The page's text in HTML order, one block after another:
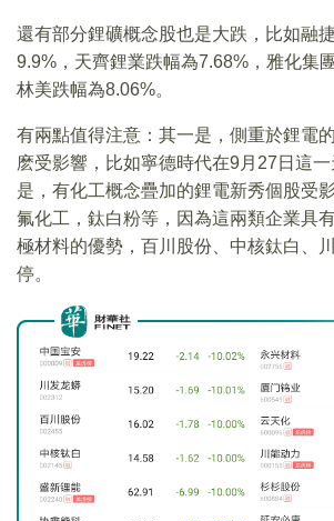
還有部分鋰礦概念股也是大跌，比如融
9.9%，天齊鋰業跌幅為7.68%，雅化集
林美跌幅為8.06%。
有兩點值得注意：其一是，側重於鋰電
麽受影響，比如寧德時代在9月27日這
是，有化工概念疊加的鋰電新秀個股受
氟化工，鈦白粉等，因為這兩類企業具
極材料的優勢，百川股份、中核鈦白、
停。